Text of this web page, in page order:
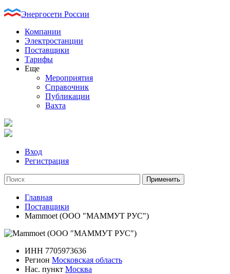
Энергосети России
Компании
Электростанции
Поставщики
Тарифы
Еще
Мероприятия
Справочник
Публикации
Вахта
Вход
Регистрация
Главная
Поставщики
Mammoet (ООО "МАММУТ РУС")
ИНН 7705973636
Регион Московская область
Нас. пункт Москва